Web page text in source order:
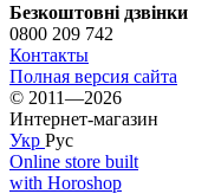
Безкоштовні дзвінки
0800 209 742
Контакты
Полная версия сайта
© 2011—2026
Интернет-магазин
Укр Рус
Online store built
with Horoshop